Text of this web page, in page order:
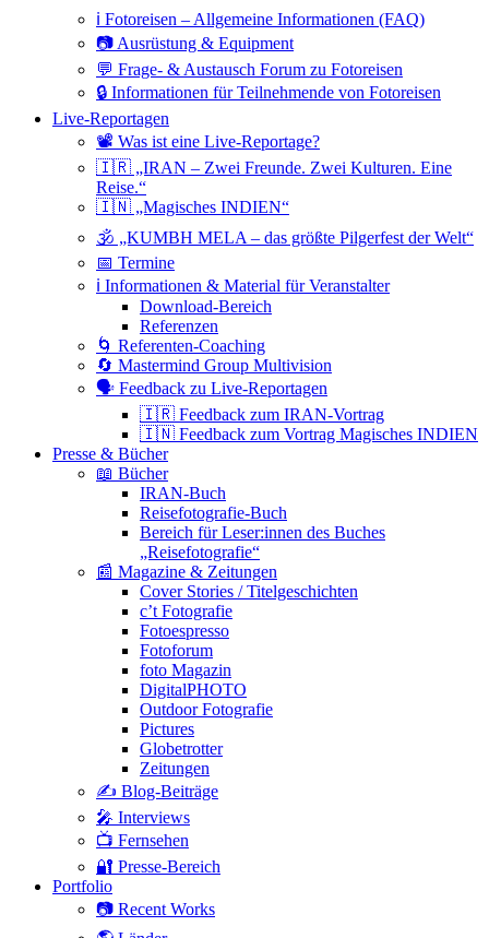
ℹ️ Fotoreisen – Allgemeine Informationen (FAQ)
📷 Ausrüstung & Equipment
💬 Frage- & Austausch Forum zu Fotoreisen
🔒 Informationen für Teilnehmende von Fotoreisen
Live-Reportagen
📽 Was ist eine Live-Reportage?
🇮🇷 „IRAN – Zwei Freunde. Zwei Kulturen. Eine
Reise.“
🇮🇳 „Magisches INDIEN“
🕉 „KUMBH MELA – das größte Pilgerfest der Welt“
📅 Termine
ℹ️ Informationen & Material für Veranstalter
Download-Bereich
Referenzen
🌀 Referenten-Coaching
🔄 Mastermind Group Multivision
🗣 Feedback zu Live-Reportagen
🇮🇷 Feedback zum IRAN-Vortrag
🇮🇳 Feedback zum Vortrag Magisches INDIEN
Presse & Bücher
📖 Bücher
IRAN-Buch
Reisefotografie-Buch
Bereich für Leser:innen des Buches
„Reisefotografie“
📰 Magazine & Zeitungen
Cover Stories / Titelgeschichten
c’t Fotografie
Fotoespresso
Fotoforum
foto Magazin
DigitalPHOTO
Outdoor Fotografie
Pictures
Globetrotter
Zeitungen
✍️ Blog-Beiträge
🎤 Interviews
📺 Fernsehen
🔐 Presse-Bereich
Portfolio
📷 Recent Works